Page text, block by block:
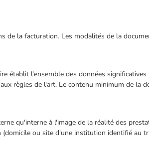
de la facturation. Les modalités de la
établit l'ensemble des données
règles de l'art. Le contenu minimum de la
qu'interne à l'image de la réalité des
ou site d'une institution identifié au